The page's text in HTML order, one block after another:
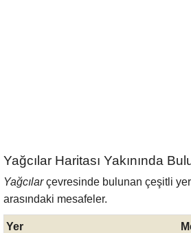
Yağcılar Haritası Yakınında
Yağcılarçevresinde bulunan çeşitli
arasındaki mesafeler.
Yer